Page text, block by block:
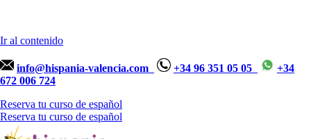
Ir al contenido
info@hispania-valencia.com +34 96 351 05 05
+34
672 006 724
Reserva tu curso de español
Reserva tu curso de español